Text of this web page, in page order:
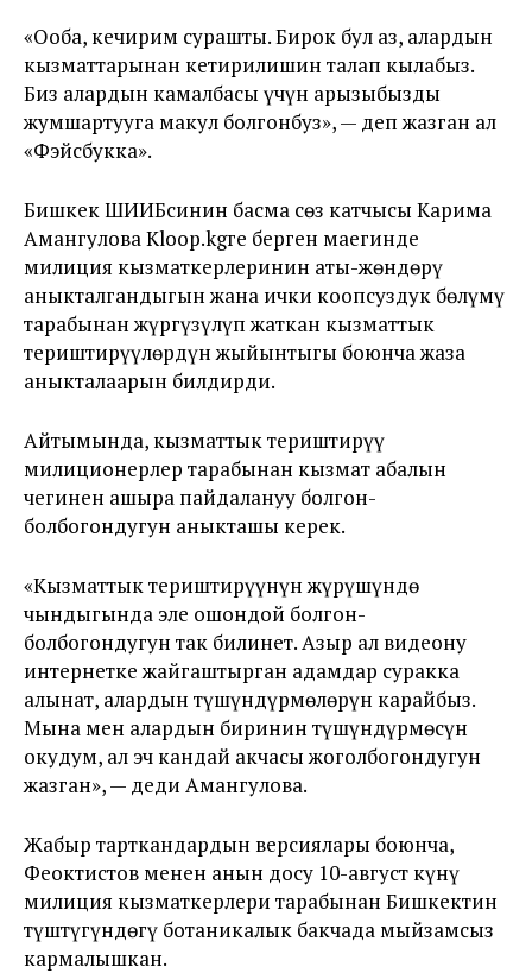
«Ооба, кечирим сурашты. Бирок бул аз, алардын
кызматтарынан кетирилишин талап кылабыз.
Биз алардын камалбасы үчүн арызыбызды
жумшартууга макул болгонбуз», — деп жазган ал
«Фэйсбукка».
Бишкек ШИИБсинин басма сөз катчысы Карима
Амангулова Kloop.kgге берген маегинде
милиция кызматкерлеринин аты-жөндөрү
аныкталгандыгын жана ички коопсуздук бөлүмү
тарабынан жүргүзүлүп жаткан кызматтык
териштирүүлөрдүн жыйынтыгы боюнча жаза
аныкталаарын билдирди.
Айтымында, кызматтык териштирүү
милиционерлер тарабынан кызмат абалын
чегинен ашыра пайдалануу болгон-
болбогондугун аныкташы керек.
«Кызматтык териштирүүнүн жүрүшүндө
чындыгында эле ошондой болгон-
болбогондугун так билинет. Азыр ал видеону
интернетке жайгаштырган адамдар суракка
алынат, алардын түшүндүрмөлөрүн карайбыз.
Мына мен алардын биринин түшүндүрмөсүн
окудум, ал эч кандай акчасы жоголбогондугун
жазган», — деди Амангулова.
Жабыр тарткандардын версиялары боюнча,
Феоктистов менен анын досу 10-август күнү
милиция кызматкерлери тарабынан Бишкектин
түштүгүндөгү ботаникалык бакчада мыйзамсыз
кармалышкан.